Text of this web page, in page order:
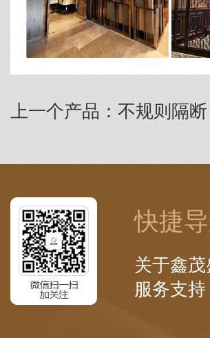
上一个产品：不规则隔断
快捷
关于鑫茂
服务支持